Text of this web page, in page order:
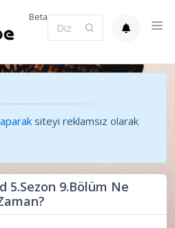
Beta
siteyi reklamsız olarak
5.Sezon 9.Bölüm Ne